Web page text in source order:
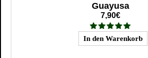
Guayusa
7,90€